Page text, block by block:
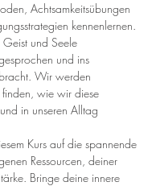
Achtsamkeitsübungen
kennenlernen.
und Seele
und ins
Wir werden
wie wir diese
in unseren Alltag
Kurs auf die spannende
Ressourcen, deiner
Bringe deine innere